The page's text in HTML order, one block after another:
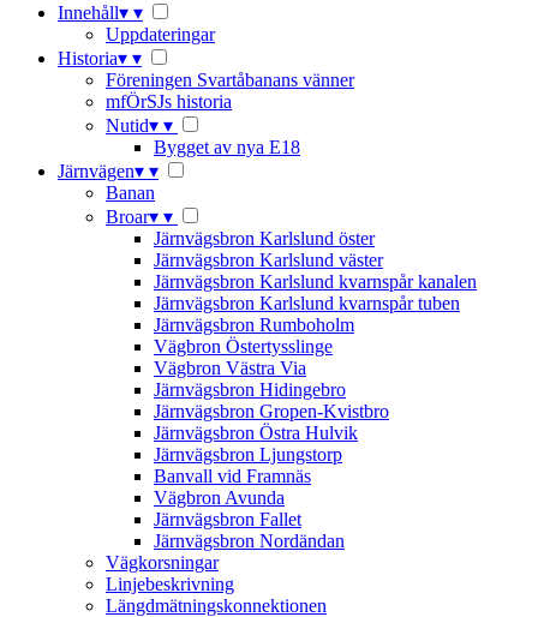
Innehåll▾ ▾
Uppdateringar
Historia▾ ▾
Föreningen Svartåbanans vänner
mfÖrSJs historia
Nutid▾ ▾
Bygget av nya E18
Järnvägen▾ ▾
Banan
Broar▾ ▾
Järnvägsbron Karlslund öster
Järnvägsbron Karlslund väster
Järnvägsbron Karlslund kvarnspår kanalen
Järnvägsbron Karlslund kvarnspår tuben
Järnvägsbron Rumboholm
Vägbron Östertysslinge
Vägbron Västra Via
Järnvägsbron Hidingebro
Järnvägsbron Gropen-Kvistbro
Järnvägsbron Östra Hulvik
Järnvägsbron Ljungstorp
Banvall vid Framnäs
Vägbron Avunda
Järnvägsbron Fallet
Järnvägsbron Nordändan
Vägkorsningar
Linjebeskrivning
Längdmätningskonnektionen